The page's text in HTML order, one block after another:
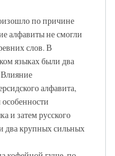
по причине
алфавиты не смогли
слов. В
языках были два
алфавита,
и затем русского
два крупных сильных